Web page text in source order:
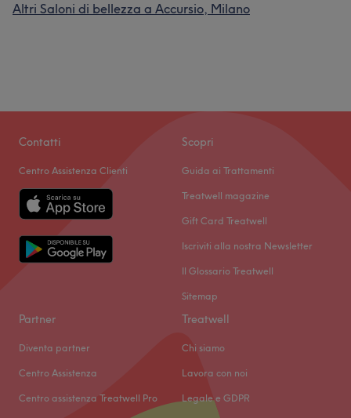
Altri Saloni di bellezza a Accursio, Milano
Contatti
Centro Assistenza Clienti
Scopri
Guida ai Trattamenti
Treatwell magazine
Gift Card Treatwell
Iscriviti alla nostra Newsletter
Il Glossario Treatwell
Sitemap
Partner
Diventa partner
Centro Assistenza
Centro assistenza Treatwell Pro
Treatwell
Chi siamo
Lavora con noi
Legale e GDPR